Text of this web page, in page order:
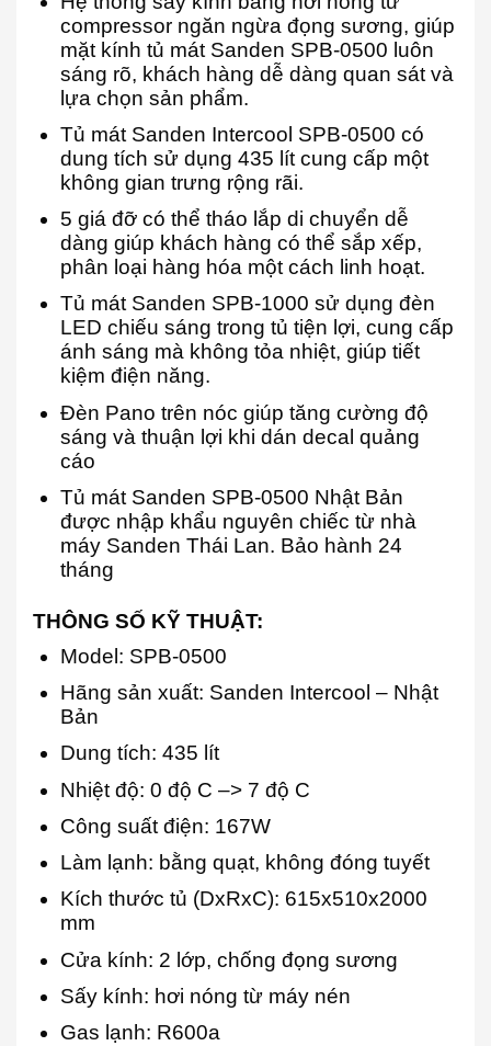
compressor ngăn ngừa đọng sương, giúp
mặt kính tủ mát Sanden SPB-0500 luôn
sáng rõ, khách hàng dễ dàng quan sát và
lựa chọn sản phẩm.
Tủ mát Sanden Intercool SPB-0500 có
dung tích sử dụng 435 lít cung cấp một
không gian trưng rộng rãi.
5 giá đỡ có thể tháo lắp di chuyển dễ
dàng giúp khách hàng có thể sắp xếp,
phân loại hàng hóa một cách linh hoạt.
Tủ mát Sanden SPB-1000 sử dụng đèn
LED chiếu sáng trong tủ tiện lợi, cung cấp
ánh sáng mà không tỏa nhiệt, giúp tiết
kiệm điện năng.
Đèn Pano trên nóc giúp tăng cường độ
sáng và thuận lợi khi dán decal quảng
cáo
Tủ mát Sanden SPB-0500 Nhật Bản
được nhập khẩu nguyên chiếc từ nhà
máy Sanden Thái Lan. Bảo hành 24
tháng
THÔNG SỐ KỸ THUẬT:
Model: SPB-0500
Hãng sản xuất: Sanden Intercool – Nhật
Bản
Dung tích: 435 lít
Nhiệt độ: 0 độ C –> 7 độ C
Công suất điện: 167W
Làm lạnh: bằng quạt, không đóng tuyết
Kích thước tủ (DxRxC): 615x510x2000
mm
Cửa kính: 2 lớp, chống đọng sương
Sấy kính: hơi nóng từ máy nén
Gas lạnh: R600a